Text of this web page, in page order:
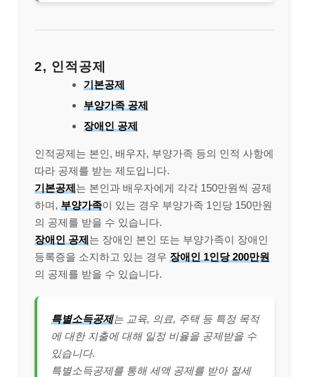
2, 인적공제
기본공제
부양가족 공제
장애인 공제
인적공제는 본인, 배우자, 부양가족 등의 인적 사항에
따라 공제를 받는 제도입니다.
기본공제는 본인과 배우자에게 각각 150만원씩 공제
하며, 부양가족이 있는 경우 부양가족 1인당 150만원
의 공제를 받을 수 있습니다.
장애인 공제는 장애인 본인 또는 부양가족이 장애인
등록증을 소지하고 있는 경우 장애인 1인당 200만원
의 공제를 받을 수 있습니다.
특별소득공제는 교육, 의료, 주택 등 특정 목적
에 대한 지출에 대해 일정 비율을 공제받을 수
있습니다.
특별소득공제를 통해 세액 공제를 받아 절세